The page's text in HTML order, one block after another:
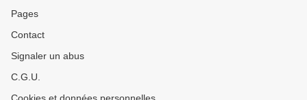
Pages
Contact
Signaler un abus
C.G.U.